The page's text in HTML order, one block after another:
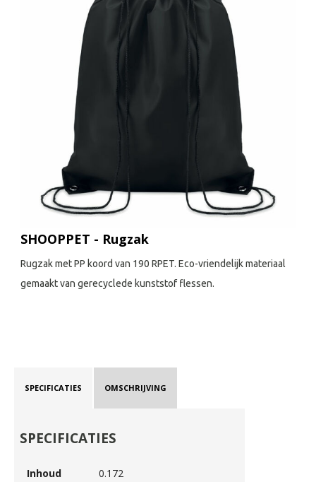
SHOOPPET - Rugzak
Rugzak met PP koord van 190 RPET. Eco-vriendelijk materiaal
gemaakt van gerecyclede kunststof flessen.
SPECIFICATIES OMSCHRIJVING
SPECIFICATIES
Inhoud 0.172